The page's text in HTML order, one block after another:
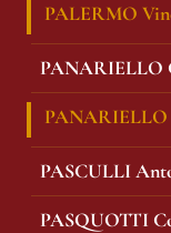
PALERMO
PANARIELLO
PANARIELLO
PASCULLI
PASQUOTTI